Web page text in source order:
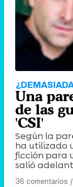
Una
de las
'CSI'
Según la
ha utilizado
ficción para
salió
36 comentarios |